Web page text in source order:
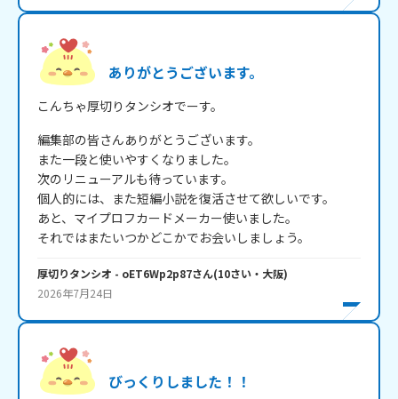
ありがとうございます。
こんちゃ厚切りタンシオでーす。
編集部の皆さんありがとうございます。
また一段と使いやすくなりました。
次のリニューアルも待っています。
個人的には、また短編小説を復活させて欲しいです。
あと、マイプロフカードメーカー使いました。
それではまたいつかどこかでお会いしましょう。
厚切りタンシオ - oET6Wp2p87さん(10さい・ 大阪)
2026年7月24日
びっくりしました！！